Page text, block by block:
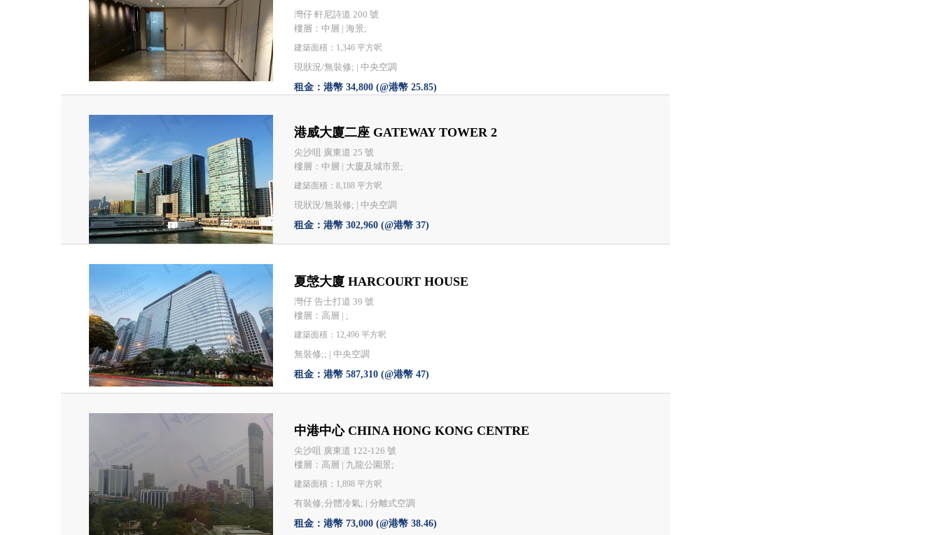
灣仔 軒尼詩道 200 號
樓層：中層 | 海景;
建築面積：1,346 平方呎
現狀況/無裝修; |中央空調
租金：港幣 34,800 (@港幣 25.85)
港威大廈二座 GATEWAY TOWER 2
尖沙咀 廣東道 25 號
樓層：中層 | 大廈及城市景;
建築面積：8,188 平方呎
現狀況/無裝修; |中央空調
租金：港幣 302,960 (@港幣 37)
夏愨大廈 HARCOURT HOUSE
灣仔 告士打道 39 號
樓層：高層 | ;
建築面積：12,496 平方呎
無裝修;; |中央空調
租金：港幣 587,310 (@港幣 47)
中港中心 CHINA HONG KONG CENTRE
尖沙咀 廣東道 122-126 號
樓層：高層 | 九龍公園景;
建築面積：1,898 平方呎
有裝修;分體冷氣; |分離式空調
租金：港幣 73,000 (@港幣 38.46)